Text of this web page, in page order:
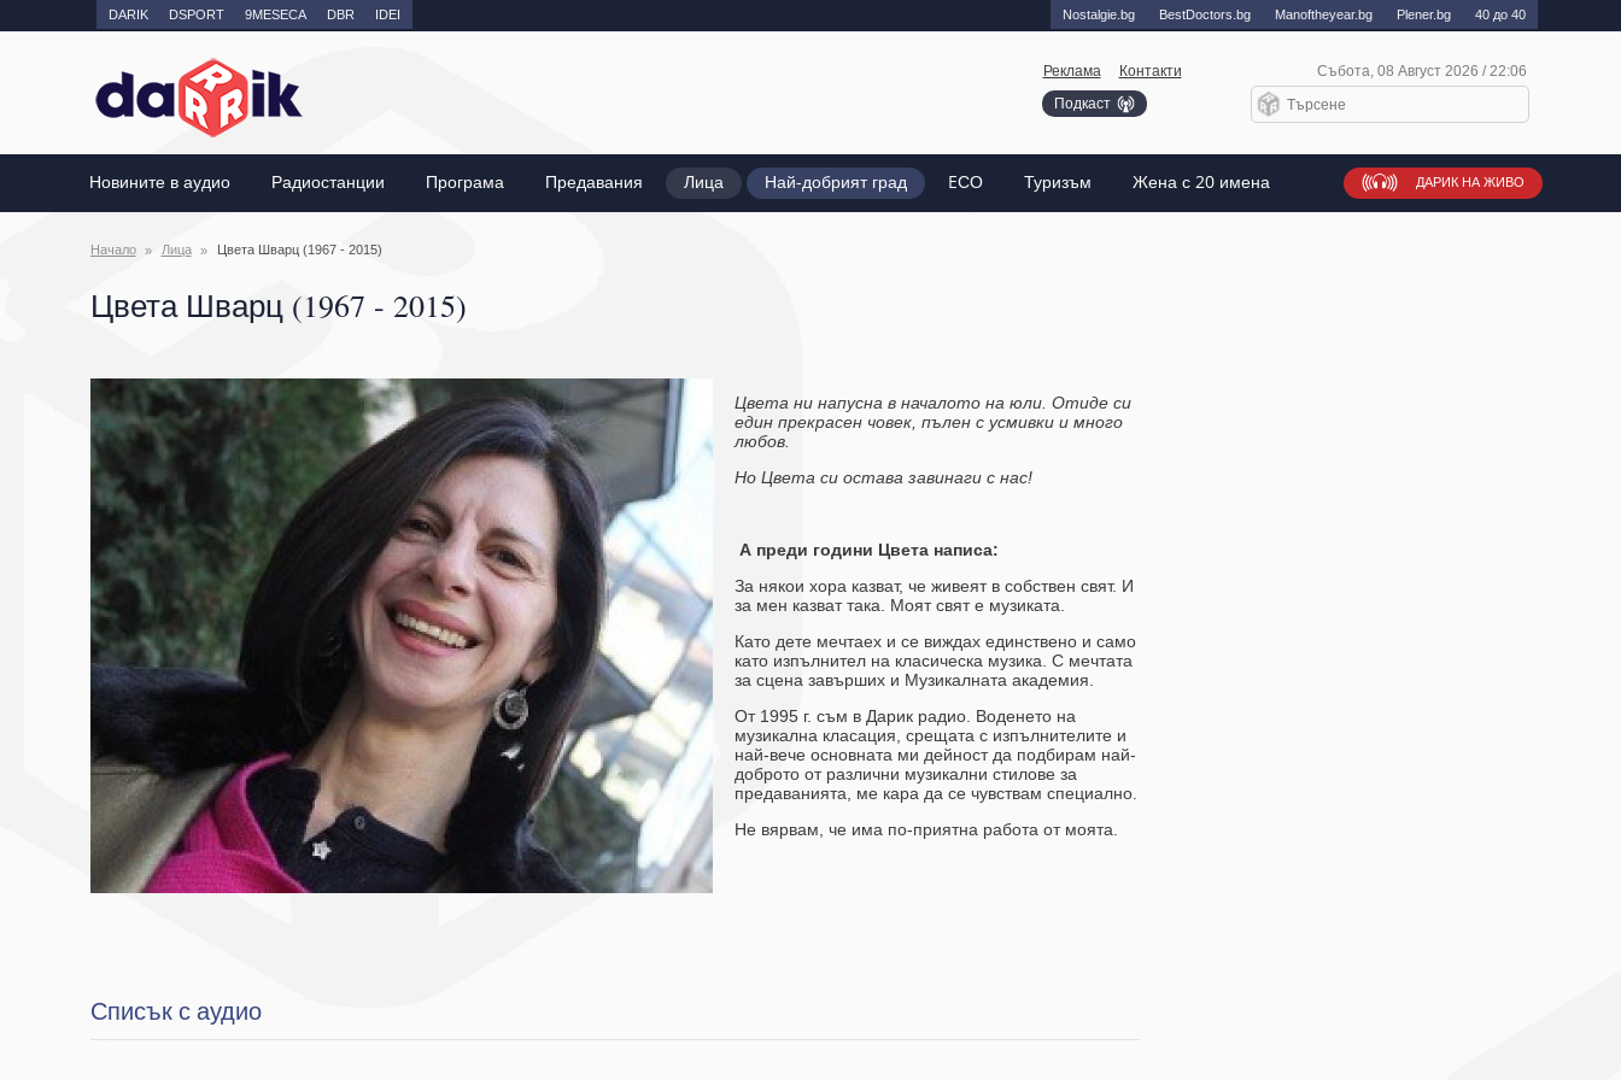
DARIK DSPORT 9MESECA DBR IDEI Nostalgie.bg BestDoctors.bg Manоftheyear.bg Plener.bg 40 до 40
Реклама
Контакти
Подкаст
ДАРИК НА ЖИВО
Събота, 08 Август 2026 / 22:06
Новините в аудио Радиостанции Програма Предавания Лица Най-добрият град EСО Туризъм Жена с 20 имена
Цвета Шварц (1967 - 2015)
Начало Лица Цвета Шварц (1967 - 2015)
Цвета ни напусна в началото на юли. Отиде си
един прекрасен човек, пълен с усмивки и много
любов.
Но Цвета си остава завинаги с нас!
А преди години Цвета написа:
За някои хора казват, че живеят в собствен свят. И
за мен казват така. Моят свят е музиката.
Като дете мечтаех и се виждах единствено и само
като изпълнител на класическа музика. С мечтата
за сцена завърших и Музикалната академия.
От 1995 г. съм в Дарик радио. Воденето на
музикална класация, срещата с изпълнителите и
най-вече основната ми дейност да подбирам най-
доброто от различни музикални стилове за
предаванията, ме кара да се чувствам специално.
Не вярвам, че има по-приятна работа от моята.
Списък с аудио